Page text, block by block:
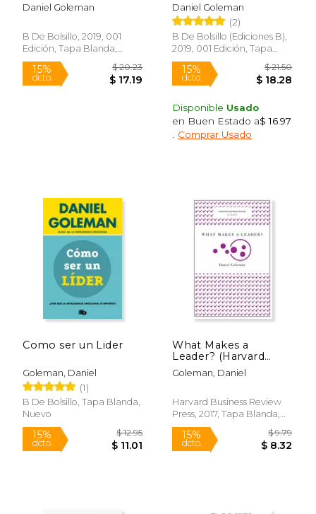
dcto.
Daniel Goleman
B De Bolsillo, 2019, 001
Edición, Tapa Blanda,
Nuevo
15%
dcto.
$ 20.23
$ 17.19
Daniel Goleman
(2)
B De Bolsillo (Ediciones B),
2019, 001 Edición, Tapa
Blanda, Nuevo
15%
dcto. $
Disponible Usado
en Buen Estado a$ 16.97
Comprar Usado
Como ser un Lider
Goleman, Daniel
(1)
B De Bolsillo, Tapa Blanda,
Nuevo
What Makes a
Leader? (Harvard
Business Review
Classics) (en Inglés)
Goleman, Daniel
Harvard Business Review
Press, 2017, Tapa Blanda,
Nuevo